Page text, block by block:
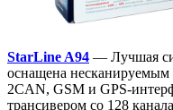
StarLine A94 — Лучшая
оснащена
2CAN, GSM и GPS-
трансивером со 128